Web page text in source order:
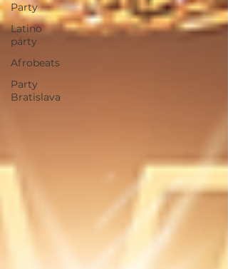
Party
Latino
párty
Afrobeats
Party
Bratislava